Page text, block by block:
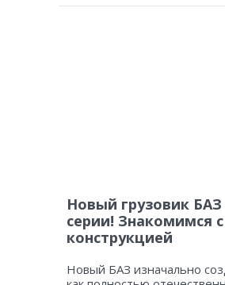
Новый грузовик
серии! Знакомимся с
конструкцией
Новый БАЗ изначально